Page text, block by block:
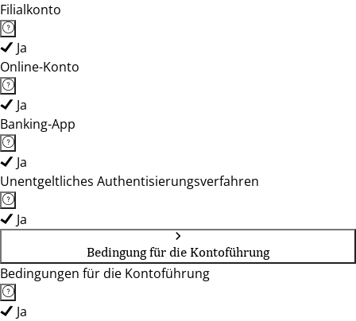
Filialkonto
Ja
Online-Konto
Ja
Banking-App
Ja
Unentgeltliches Authentisierungsverfahren
Ja
Bedingung für die Kontoführung
Bedingungen für die Kontoführung
Ja